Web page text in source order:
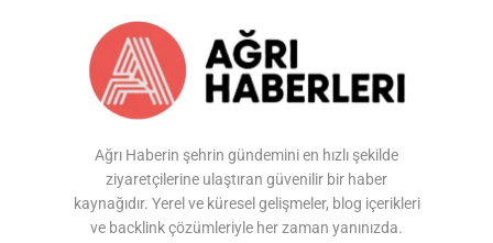
Ağrı Haberin şehrin gündemini en hızlı şekilde
ziyaretçilerine ulaştıran güvenilir bir haber
kaynağıdır. Yerel ve küresel gelişmeler, blog içerikleri
ve backlink çözümleriyle her zaman yanınızda.